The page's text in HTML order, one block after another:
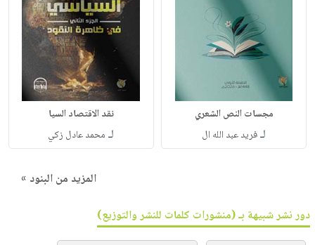
مجسات النص الشعري
لـفريد عبد الله ال
نقد الاقتصاد السيا
لـ محمد عادل زكي
المزيد من البنود »
دور نشر شبيهة بـ (منشورات كلمات للنشر والتوزيع)